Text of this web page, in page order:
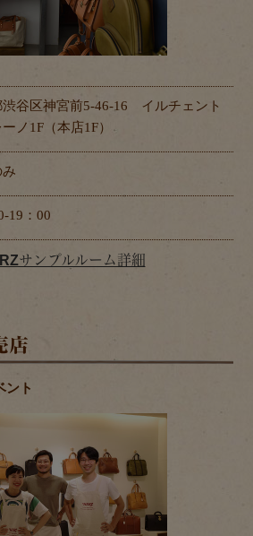
渋谷区神宮前5-46-16 イルチェント
ノ1F（本店1F）
19：00
サンプルルーム詳細
店
ント